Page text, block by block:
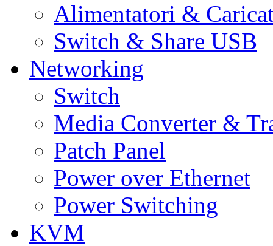
Alimentatori &
Switch & Share USB
Networking
Switch
Media Converter &
Patch Panel
Power over Ethernet
Power Switching
KVM